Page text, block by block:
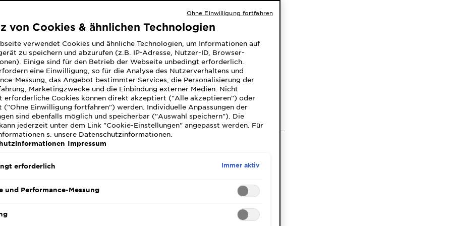
Tipps helfen!
März 04, 2026
Pickel können eine große Herausforderung darstellen. Wenn Du mit
zu kämpfen hast, bist Du nicht allein. Viele Menschen leiden unter der
trockener Haut und Pickeln. Doch was sind die Ursachen für diese
Deine Haut zu verstehen und die perfekte Balance zu finden, musst Du
Haut und Pickel entstehen können. Erfahre mehr über die Ursachen
Haut und was dagegen hilft.
Haut zu Pickeln führen kann
trockene und unreine Haut?
von Cookies & ähnlichen Technologien
verwendet Cookies und ähnliche Technologien, um Informationen auf
zu speichern und abzurufen (z.B. IP-Adresse, Nutzer-ID, Browser-
Einige sind für den Betrieb der Webseite unbedingt erforderlich.
eine Einwilligung, so für die Analyse des Nutzerverhaltens und
Messung, das Angebot bestimmter Services, die Personalisierung der
Marketingzwecke und die Einbindung externer Medien. Nicht
erforderliche Cookies können direkt akzeptiert ("Alle akzeptieren") oder
("Ohne Einwilligung fortfahren") werden. Individuelle Anpassungen der
sind ebenfalls möglich und speicherbar ("Auswahl speichern"). Die
jederzeit unter dem Link "Cookie-Einstellungen" angepasst werden. Für
s. unsere Datenschutzinformationen.
Impressum
erforderlich Immer aktiv
und Performance-Messung
Ohne Einwilligung fortfahren